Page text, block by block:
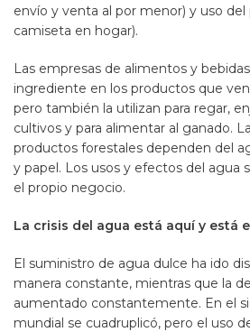
envío y venta al por menor) y uso
camiseta en hogar).
Las empresas de alimentos y
ingrediente en los productos que
pero también la utilizan para regar,
cultivos y para alimentar al ganado.
productos forestales dependen del
y papel. Los usos y efectos del agua
el propio negocio.
La crisis del agua está aquí y está
El suministro de agua dulce ha ido
manera constante, mientras que la
aumentado constantemente. En el
mundial se cuadruplicó, pero el uso